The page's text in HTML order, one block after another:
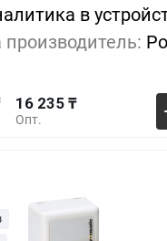
в
производитель:
Опт.
16 235 ₸
-9%
-19%